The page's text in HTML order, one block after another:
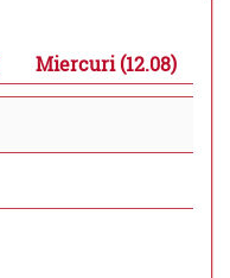
Miercuri (12.08)